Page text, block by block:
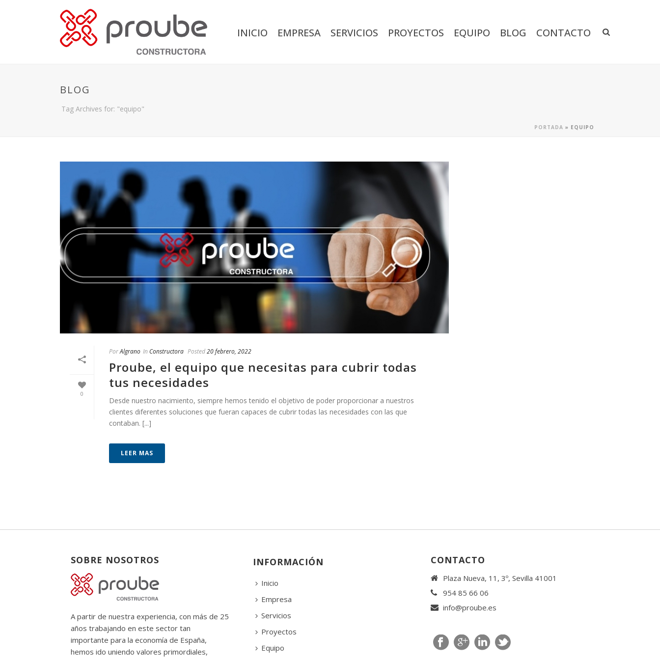
INICIO EMPRESA SERVICIOS PROYECTOS EQUIPO BLOG CONTACTO
BLOG
Tag Archives for: "equipo"
PORTADA » EQUIPO
0
PorAlgrano In Constructora Posted20 febrero, 2022
Proube, el equipo que necesitas para cubrir todas
tus necesidades
Desde nuestro nacimiento, siempre hemos tenido el objetivo de poder proporcionar a nuestros
clientes diferentes soluciones que fueran capaces de cubrir todas las necesidades con las que
contaban. [...]
LEER MAS
SOBRE NOSOTROS
A partir de nuestra experiencia, con más de 25
años trabajando en este sector tan
importante para la economía de España,
hemos ido uniendo valores primordiales,
INFORMACIÓN
Inicio
Empresa
Servicios
Proyectos
Equipo
CONTACTO
Plaza Nueva, 11, 3º, Sevilla 41001
954 85 66 06
info@proube.es